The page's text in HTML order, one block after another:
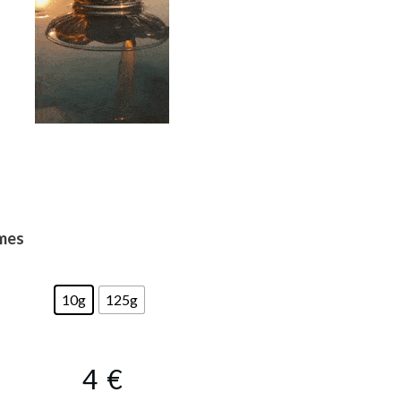
10g 125g
4 €